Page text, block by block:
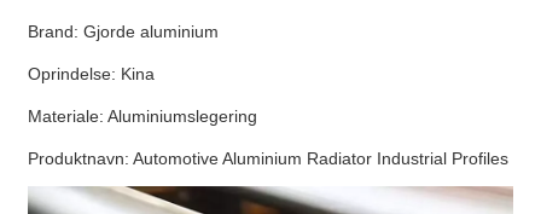
Brand: Gjorde aluminium
Oprindelse: Kina
Materiale: Aluminiumslegering
Produktnavn: Automotive Aluminium Radiator Industrial Profiles